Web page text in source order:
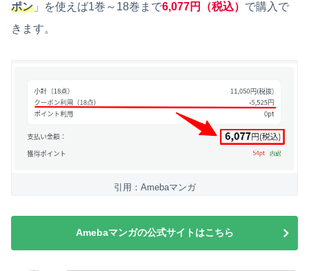
ポン 」を使えば1巻～18巻まで6,077円（税込） で購入で
きます。
引用：Amebaマンガ
Amebaマンガの公式サイトはこちら